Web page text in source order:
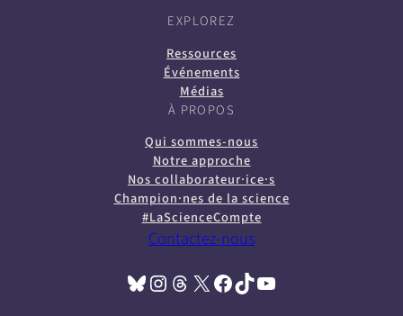
EXPLOREZ
Ressources
Événements
Médias
À PROPOS
Qui sommes-nous
Notre approche
Nos collaborateur·ice·s
Champion·nes de la science
#LaScienceCompte
Contactez-nous
Bluesky(opens in a new tab) Instagram
(opens in a new tab) Threads(opens in a new tab) X(opens in a new tab) Facebook(opens in a new tab) TikTok(opens in a new tab) YouTube(opens in a new tab)